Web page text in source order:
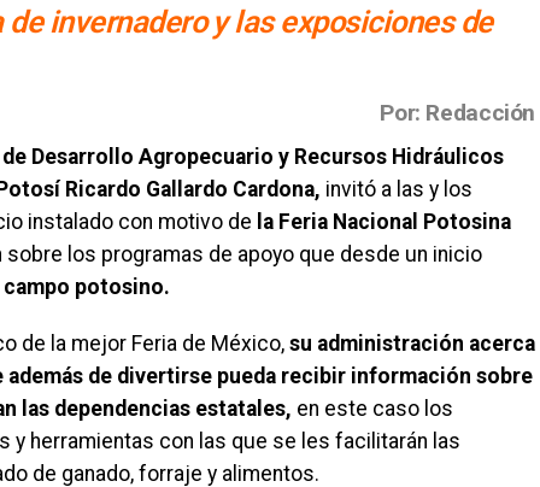
invernadero y las exposiciones de
Por: Redacción
Desarrollo Agropecuario y Recursos Hidráulicos
Ricardo Gallardo Cardona, invitó a las y los
instalado con motivo de la Feria Nacional Potosina
los programas de apoyo que desde un inicio
campo potosino.
de la mejor Feria de México, su administración acerca
además de divertirse pueda recibir información sobre
las dependencias estatales, en este caso los
herramientas con las que se les facilitarán las
de ganado, forraje y alimentos.